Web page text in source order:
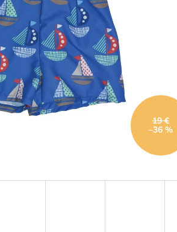
19 €
–36 %